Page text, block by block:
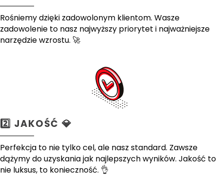
Rośniemy dzięki zadowolonym klientom. Wasze
zadowolenie to nasz najwyższy priorytet i najważniejsze
narzędzie wzrostu. 🚀
2️⃣ JAKOŚĆ 💎
Perfekcja to nie tylko cel, ale nasz standard. Zawsze
dążymy do uzyskania jak najlepszych wyników. Jakość to
nie luksus, to konieczność. 👌